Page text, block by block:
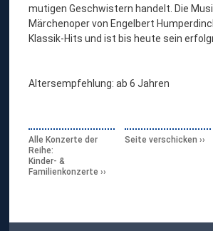
mutigen Geschwistern handelt. Die
Märchenoper von Engelbert
Klassik-Hits und ist bis heute sein
Altersempfehlung: ab 6 Jahren
Alle Konzerte der
Reihe:
Kinder- &
Familienkonzerte
Seite verschicken